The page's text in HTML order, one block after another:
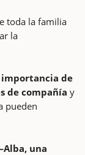
toda la familia
la
de
de compañía y
pueden
una